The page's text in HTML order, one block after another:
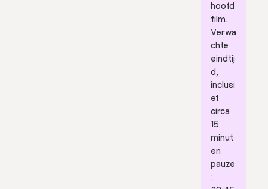
hoofd
film.
Verwa
chte
eindtij
d,
inclusi
ef
circa
15
minut
en
pauze
:
o